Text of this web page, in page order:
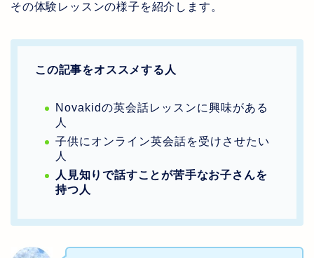
その体験レッスンの様子を紹介します。
この記事をオススメする人
Novakidの英会話レッスンに興味がある
人
子供にオンライン英会話を受けさせたい
人
人見知りで話すことが苦手なお子さんを
持つ人